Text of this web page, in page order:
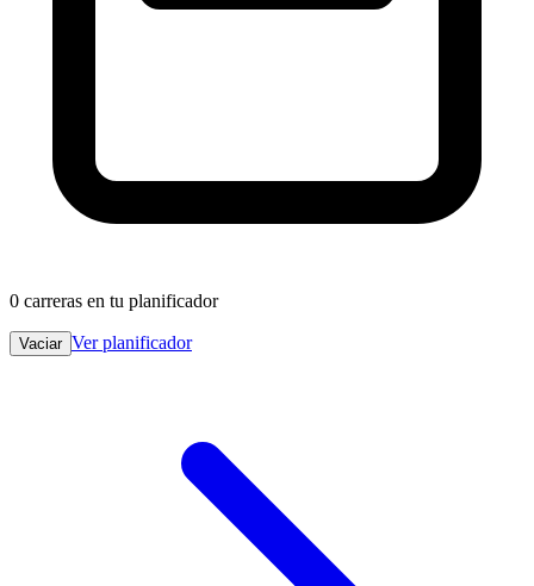
0 carreras en tu planificador
Vaciar Ver planificador